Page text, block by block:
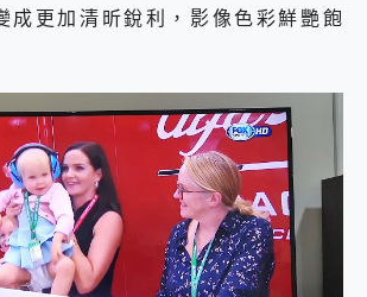
成更加清昕銳利，影像色彩鮮艷飽